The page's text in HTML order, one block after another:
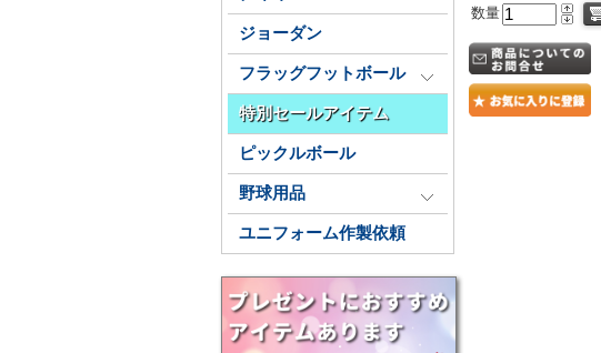
ジョーダン
フラッグフットボール
特別セールアイテム
ピックルボール
野球用品
ユニフォーム作製依頼
数量